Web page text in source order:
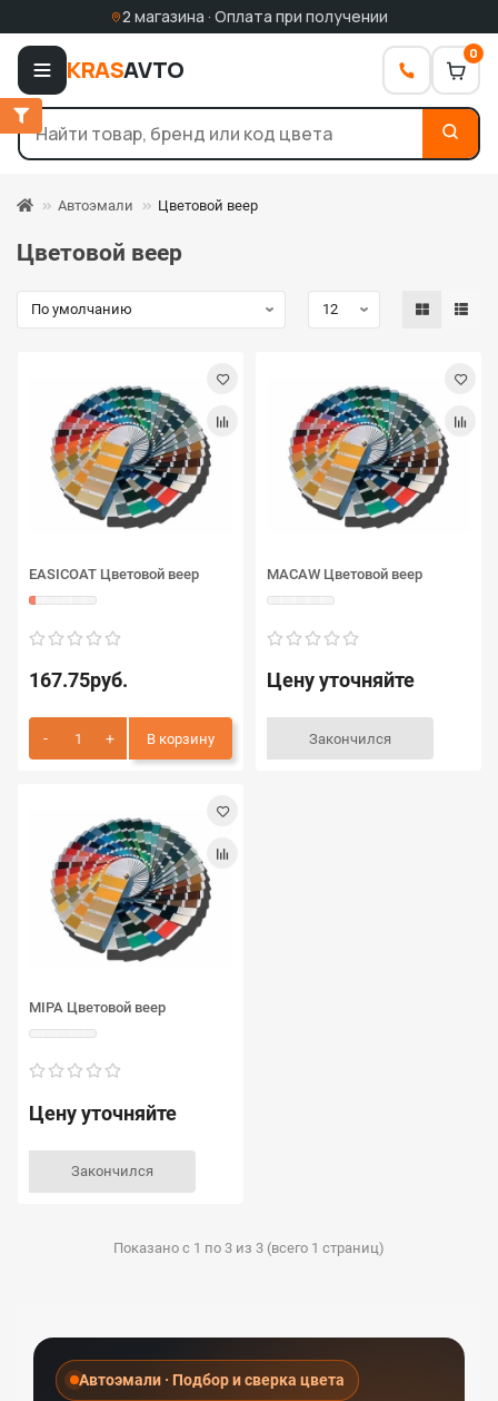
2 магазина · Оплата при получении
KRASAVTO
0
Автоэмали Цветовой веер
Цветовой веер
EASICOAT Цветовой веер
167.75руб.
В корзину
MACAW Цветовой веер
Цену уточняйте
Закончился
MIPA Цветовой веер
Цену уточняйте
Закончился
Показано с 1 по 3 из 3 (всего 1 страниц)
Автоэмали · Подбор и сверка цвета